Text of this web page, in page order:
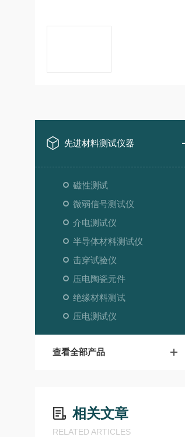
先进材料测试仪器
磁性测试
微弱信号测试仪
介电测试仪
半导体材料测试仪
击穿试验仪
压电陶瓷元件
绝缘材料测试
压电测试仪
查看全部产品
相关文章
RELATED ARTICLES